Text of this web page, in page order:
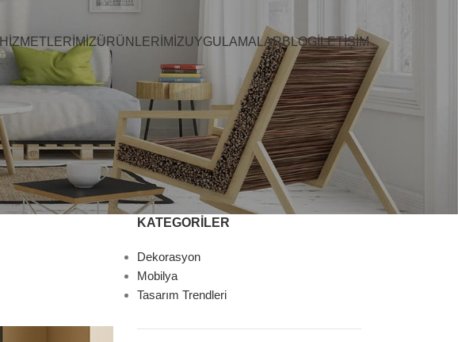
HIZMETLERIMIZÜRÜNLERIMIZUYGULAMALARBLOGİLETIŞIM
KATEGORİLER
Dekorasyon
Mobilya
Tasarım Trendleri